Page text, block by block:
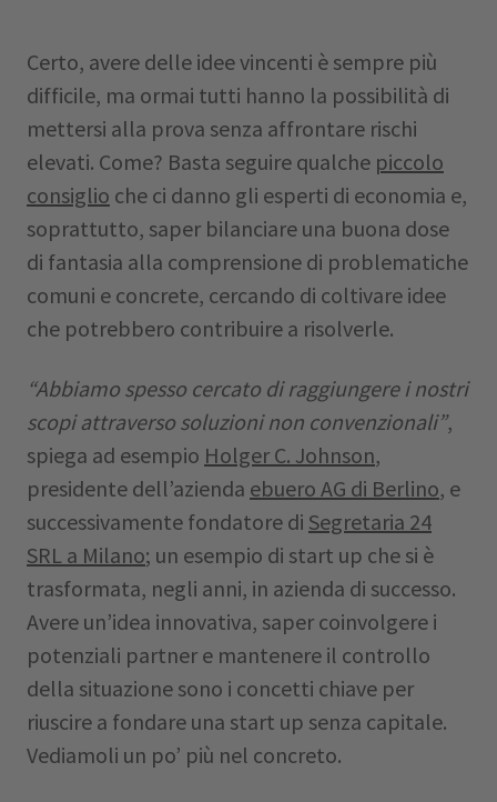
Certo, avere delle idee vincenti è sempre più
difficile, ma ormai tutti hanno la possibilità di
mettersi alla prova senza affrontare rischi
elevati. Come? Basta seguire qualche piccolo
consiglio che ci danno gli esperti di economia e,
soprattutto, saper bilanciare una buona dose
di fantasia alla comprensione di problematiche
comuni e concrete, cercando di coltivare idee
che potrebbero contribuire a risolverle.
“Abbiamo spesso cercato di raggiungere i nostri
scopi attraverso soluzioni non convenzionali”,
spiega ad esempio Holger C. Johnson,
presidente dell’azienda ebuero AG di Berlino, e
successivamente fondatore di Segretaria 24
SRL a Milano; un esempio di start up che si è
trasformata, negli anni, in azienda di successo.
Avere un’idea innovativa, saper coinvolgere i
potenziali partner e mantenere il controllo
della situazione sono i concetti chiave per
riuscire a fondare una start up senza capitale.
Vediamoli un po’ più nel concreto.